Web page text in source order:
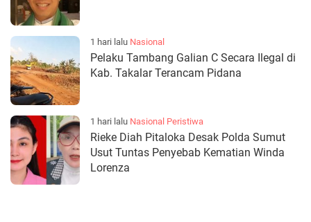
1 hari lalu Nasional
Pelaku Tambang Galian C Secara Ilegal di
Kab. Takalar Terancam Pidana
1 hari lalu Nasional Peristiwa
Rieke Diah Pitaloka Desak Polda Sumut
Usut Tuntas Penyebab Kematian Winda
Lorenza